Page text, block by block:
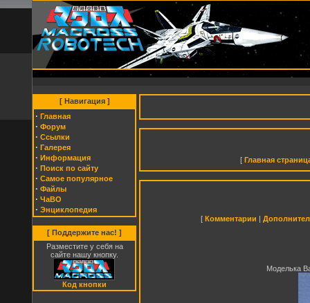
[ Навигация ]
· Главная
· Форум
· Cсылки
· Галерея
· Информация
· Поиск по сайту
· Самое популярное
· Файлы
· ЧаВО
· Энциклопедия
[ Поддержите нас! ]
Разместите у себя на
сайте нашу кнопку.
Код кнопки
[ Главная
[ Комментарии |
Моделька